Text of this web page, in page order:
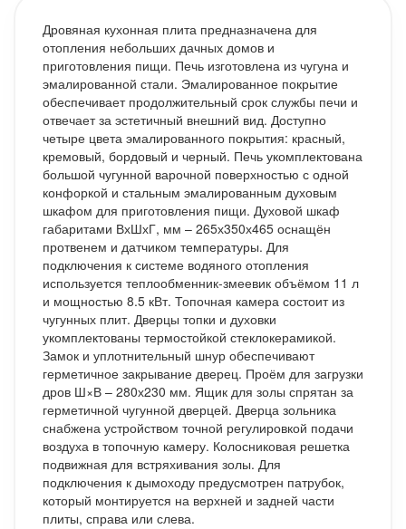
Дровяная кухонная плита предназначена для
отопления небольших дачных домов и
приготовления пищи. Печь изготовлена из чугуна и
эмалированной стали. Эмалированное покрытие
обеспечивает продолжительный срок службы печи и
отвечает за эстетичный внешний вид. Доступно
четыре цвета эмалированного покрытия: красный,
кремовый, бордовый и черный. Печь укомплектована
большой чугунной варочной поверхностью с одной
конфоркой и стальным эмалированным духовым
шкафом для приготовления пищи. Духовой шкаф
габаритами ВхШхГ, мм – 265х350х465 оснащён
протвенем и датчиком температуры. Для
подключения к системе водяного отопления
используется теплообменник-змеевик объёмом 11 л
и мощностью 8.5 кВт. Топочная камера состоит из
чугунных плит. Дверцы топки и духовки
укомплектованы термостойкой стеклокерамикой.
Замок и уплотнительный шнур обеспечивают
герметичное закрывание дверец. Проём для загрузки
дров Ш×В – 280х230 мм. Ящик для золы спрятан за
герметичной чугунной дверцей. Дверца зольника
снабжена устройством точной регулировкой подачи
воздуха в топочную камеру. Колосниковая решетка
подвижная для встряхивания золы. Для
подключения к дымоходу предусмотрен патрубок,
который монтируется на верхней и задней части
плиты, справа или слева.